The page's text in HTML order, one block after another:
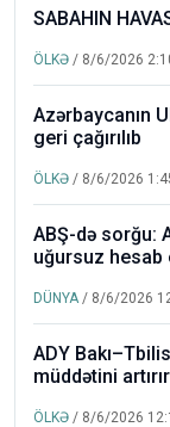
SABAHIN
ÖLKƏ / 8/6/2026
Azərbaycanın
geri çağırılıb
ÖLKƏ / 8/6/2026
ABŞ-də sorğu:
uğursuz hesab
DÜNYA / 8/6/2026
ADY
müddətini artırır
ÖLKƏ / 8/6/2026